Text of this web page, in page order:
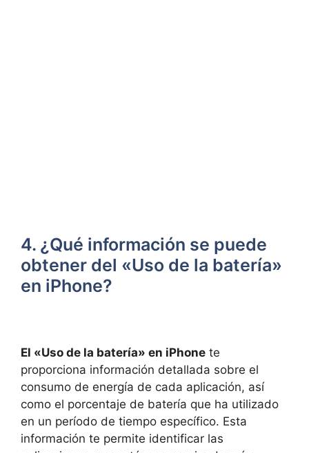
4.​ ¿Qué información ⁢se puede
obtener del «Uso de la batería»‌
en iPhone?
El «Uso de la batería» en iPhone te
proporciona ‍información ‍detallada sobre el
consumo de energía de cada aplicación, así
como el porcentaje de batería que ha utilizado
en un período de tiempo específico. Esta
información te‌ permite identificar las